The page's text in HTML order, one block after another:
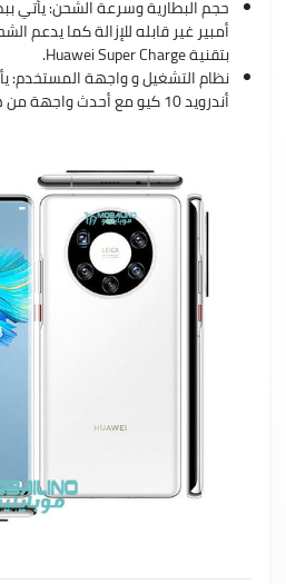
بتقنية Huawei Super Charge.
نظام التشغيل و واجهة المستخدم:
أندرويد 10 كيو مع أحدث واجهة من هواوي EMUI 11 .